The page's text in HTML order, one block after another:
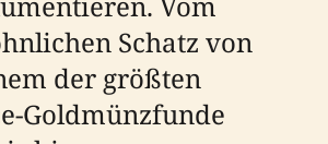
Schatz von
der größten
Goldmünzfunde